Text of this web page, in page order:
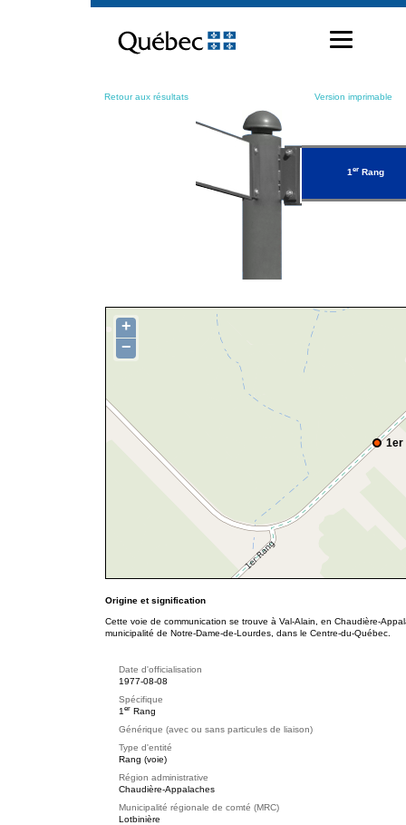
contenu
Retour aux résultats Version imprimable
1 er Rang
1er
+
−
Origine et signification
Cette voie de communication se trouve à Val-Alain, en Chaudière-
municipalité de Notre-Dame-de-Lourdes, dans le Centre-du-Québec.
Date d'officialisation
1977-08-08
Spécifique
1 er Rang
Générique (avec ou sans particules de liaison)
Type d'entité
Rang (voie)
Région administrative
Chaudière-Appalaches
Municipalité régionale de comté (MRC)
Lotbinière